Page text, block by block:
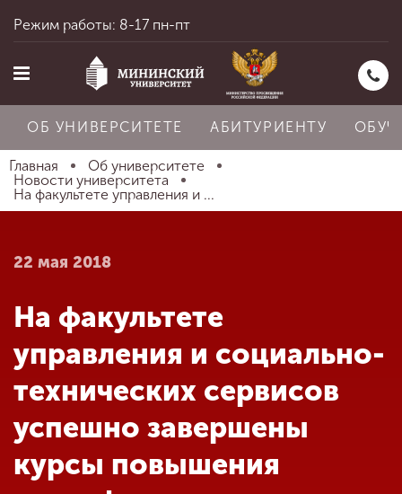
Главная
Абитуриенту
Обучение
Наука
Режим работы: 8-17 пн-пт
ОБ УНИВЕРСИТЕТЕ АБИТУРИЕНТУ
Главная
Об университете
Новости университета
На факультете управления и ...
22 мая 2018
На факультете
управления и социально-
технических сервисов
успешно завершены
курсы повышения